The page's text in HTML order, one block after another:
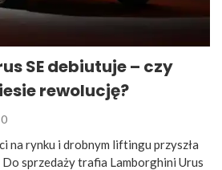
SE debiutuje – czy
rewolucję?
0
na rynku i drobnym liftingu przyszła
Do sprzedaży trafia Lamborghini Urus